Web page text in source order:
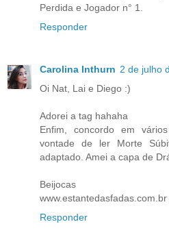
Perdida e Jogador n° 1.
Responder
Carolina Inthurn 2 de julho
Oi Nat, Lai e Diego :)
Adorei a tag hahaha
Enfim, concordo em
vontade de ler Morte
adaptado. Amei a capa de
Beijocas
www.estantedasfadas.com.br
Responder